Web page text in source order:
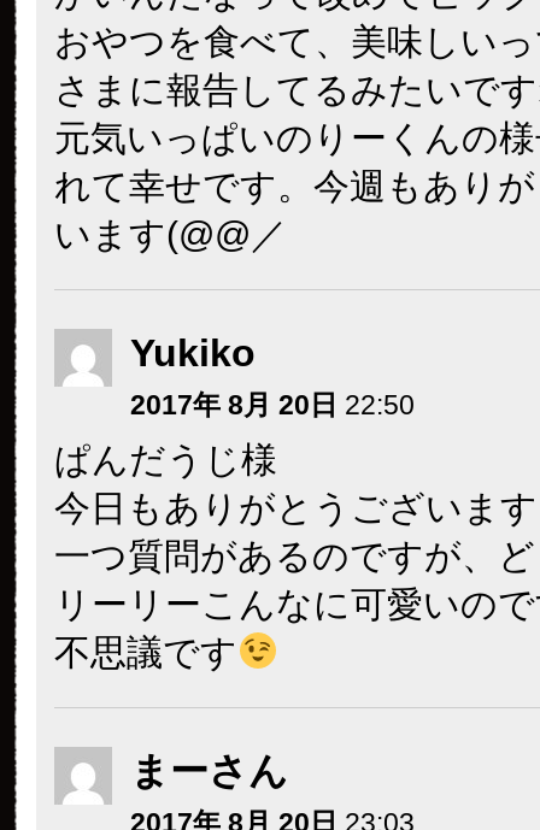
おやつを食べて、美味しい
さまに報告してるみたいで
元気いっぱいのりーくんの
れて幸せです。今週もあり
います(@@／
Yukiko
2017年 8月 20日 22:50
ぱんだうじ様
今日もありがとうございます
一つ質問があるのですが、
リーリーこんなに可愛いの
不思議です
まーさん
2017年 8月 20日 23:03